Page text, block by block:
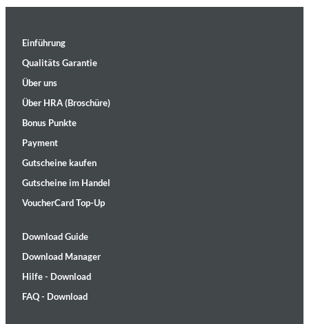
Einführung
Qualitäts Garantie
Über uns
Über HRA (Broschüre)
Bonus Punkte
Payment
Gutscheine kaufen
Gutscheine im Handel
VoucherCard Top-Up
Download Guide
Download Manager
Hilfe - Download
FAQ - Download